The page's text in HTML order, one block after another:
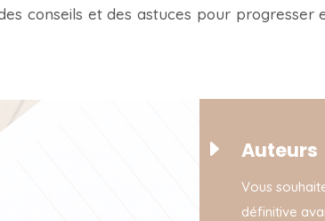
conseils et des astuces pour progresser
E Auteurs
Vous
définitive